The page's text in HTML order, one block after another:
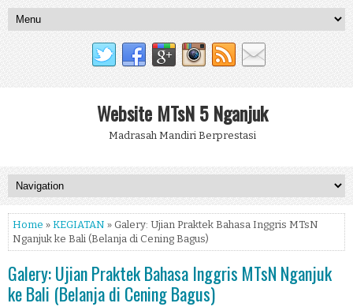
Website MTsN 5 Nganjuk
Madrasah Mandiri Berprestasi
Home » KEGIATAN » Galery: Ujian Praktek Bahasa Inggris MTsN
Nganjuk ke Bali (Belanja di Cening Bagus)
Galery: Ujian Praktek Bahasa Inggris MTsN Nganjuk
ke Bali (Belanja di Cening Bagus)